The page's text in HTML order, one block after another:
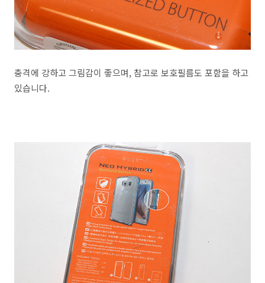
충격에 강하고 그림감이 좋으며, 참고로 보호필름도 포함을 하고
있습니다.